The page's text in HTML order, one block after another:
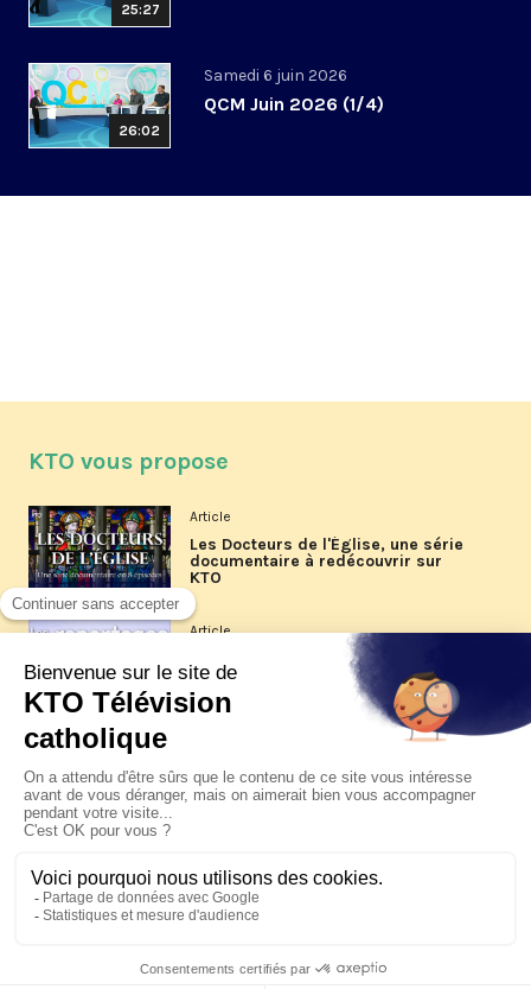
25:27
26:02
Samedi 6 juin 2026
QCM Juin 2026 (1/4)
KTO vous propose
Article
Les Docteurs de l'Église, une série
documentaire à redécouvrir sur
KTO
Article
Les reportages d'été 2026 de KTO
La visite pastorale du pape Léon
XIV à Assise à suivre sur KTO le
jeudi 6 août
Le pape en Uruguay, Argentine et
Pérou du 6 au 17 novembre 2026